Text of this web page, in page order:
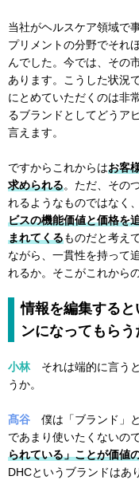
当社がヘルスケア領域で
プリメントの分野でそれ
んでした。今では、その
あります。こうした状況
にとめていただくのは非
るブランドとしてどうア
言えます。
ですからこれからはお客
求められる。ただ、その
れるようなものではなく
ビスの機能価値と価格を
まれてくるものだと考え
ながら、一貫性を持って
れるか。そこがこれから
情報を編集する
ンになってもら
小林それは端的に言うと
うか。
髙谷 僕は「ブランド」
であまり使いたくないの
られている」ことが価値
DHCというブランドはあ